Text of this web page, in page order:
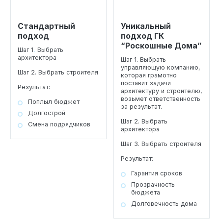
Стандартный
подход
Шаг 1. Выбрать
архитектора
Шаг 2. Выбрать строителя
Результат:
Поплыл бюджет
Долгострой
Смена подрядчиков
Уникальный
подход ГК
“Роскошные Дома”
Шаг 1. Выбрать
управляющую компанию,
которая грамотно
поставит задачи
архитектуру и строителю,
возьмет ответственность
за результат.
Шаг 2. Выбрать
архитектора
Шаг 3. Выбрать строителя
Результат:
Гарантия сроков
Прозрачность
бюджета
Долговечность дома